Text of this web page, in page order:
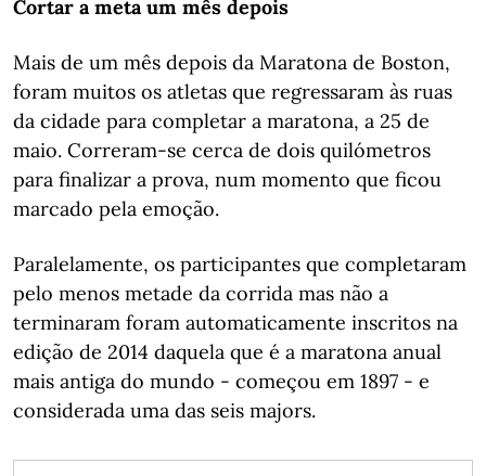
Cortar a meta um mês depois
Mais de um mês depois da Maratona de Boston,
foram muitos os atletas que regressaram às ruas
da cidade para completar a maratona, a 25 de
maio. Correram-se cerca de dois quilómetros
para finalizar a prova, num momento que ficou
marcado pela emoção.
Paralelamente, os participantes que completaram
pelo menos metade da corrida mas não a
terminaram foram automaticamente inscritos na
edição de 2014 daquela que é a maratona anual
mais antiga do mundo - começou em 1897 - e
considerada uma das seis majors.